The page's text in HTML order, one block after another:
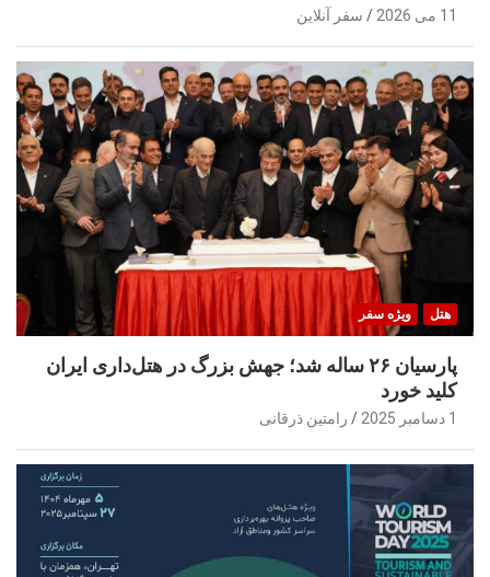
11 می 2026 سفر آنلاین
هتل ویژه سفر
پارسیان ۲۶ ساله شد؛ جهش بزرگ در هتل‌داری ایران
کلید خورد
1 دسامبر 2025 رامتین ذرقانی